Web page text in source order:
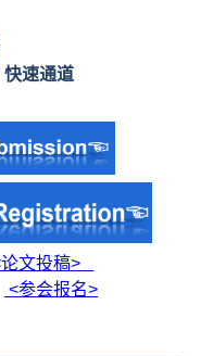
快速通道
文投稿>
<参会报名>